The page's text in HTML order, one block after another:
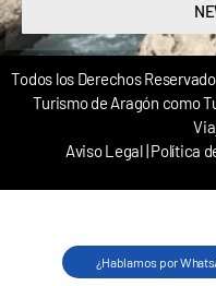
Todos los Derechos
Turismo de Aragón como
Aviso Legal|Política
¿Hablamos por